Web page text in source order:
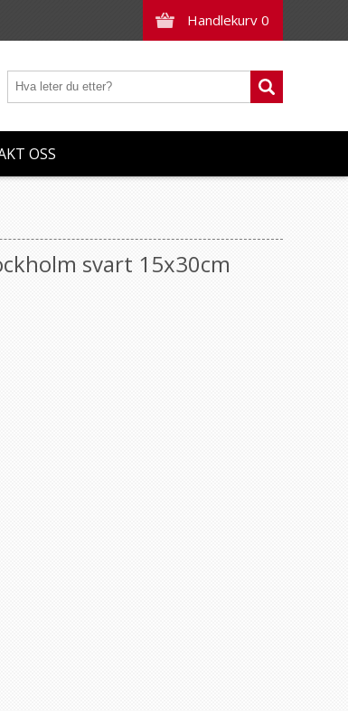
Handlekurv 0
OSS
svart 15x30cm